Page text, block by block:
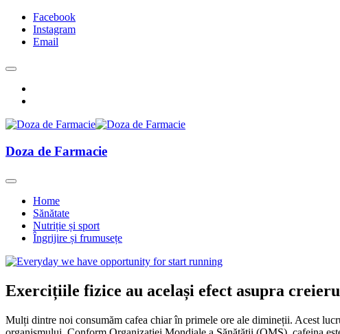
Facebook
Instagram
Email
Doza de Farmacie
Home
Sănătate
Nutriție și sport
Îngrijire și frumusețe
Exercițiile fizice au același efect asupra
Mulți dintre noi consumăm cafea chiar în primele ore ale dimineții. Acest